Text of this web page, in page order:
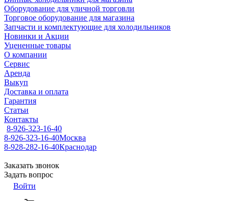
Оборудование для уличной торговли
Торговое оборудование для магазина
Запчасти и комплектующие для холодильников
Новинки и Акции
Уцененные товары
О компании
Сервис
Аренда
Выкуп
Доставка и оплата
Гарантия
Статьи
Контакты
8-926-323-16-40
8-926-323-16-40Москва
8-928-282-16-40Краснодар
Заказать звонок
Задать вопрос
Войти